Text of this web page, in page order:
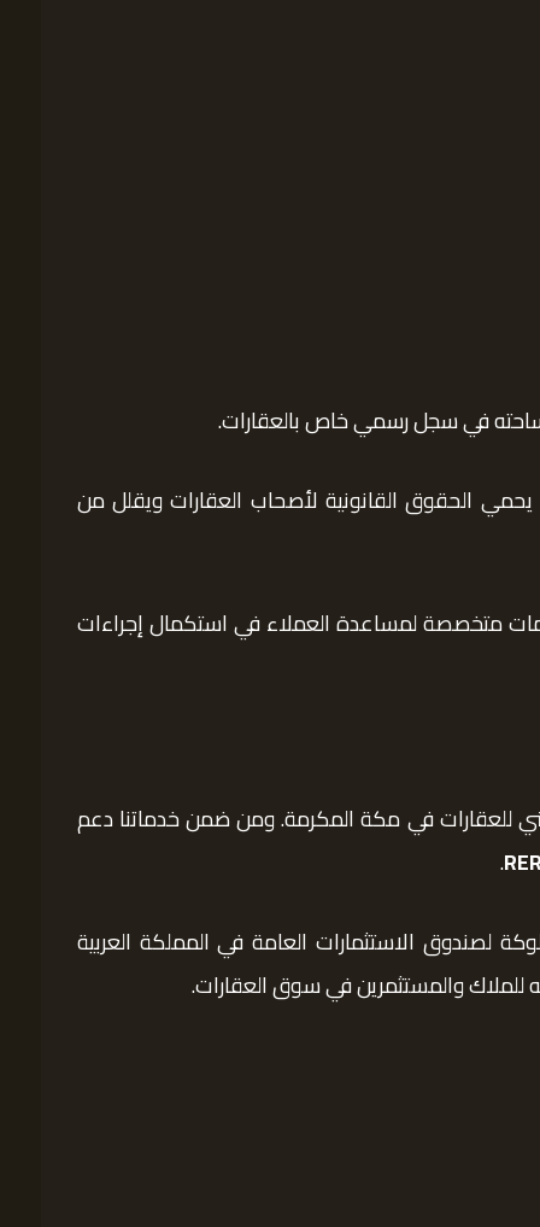
في سجل رسمي خاص بالعقارات.
الحقوق القانونية لأصحاب العقارات ويقلل من
متخصصة لمساعدة العملاء في استكمال إجراءات
للعقارات في مكة المكرمة. ومن ضمن خدماتنا دعم
.
لصندوق الاستثمارات العامة في المملكة العربية
للملاك والمستثمرين في سوق العقارات.